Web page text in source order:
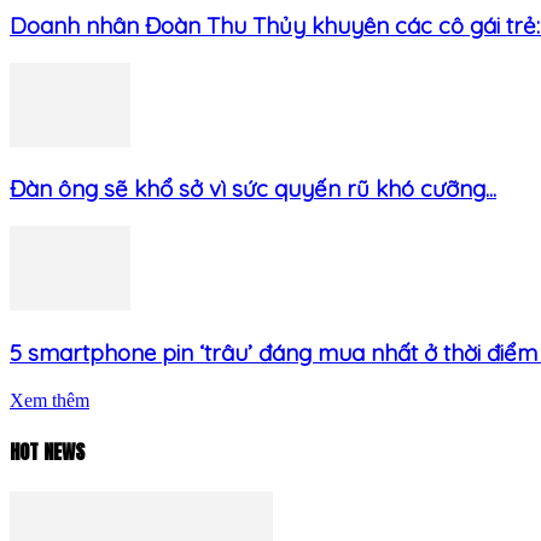
Doanh nhân Đoàn Thu Thủy khuyên các cô gái trẻ:
Đàn ông sẽ khổ sở vì sức quyến rũ khó cưỡng...
5 smartphone pin ‘trâu’ đáng mua nhất ở thời điểm
Xem thêm
HOT NEWS